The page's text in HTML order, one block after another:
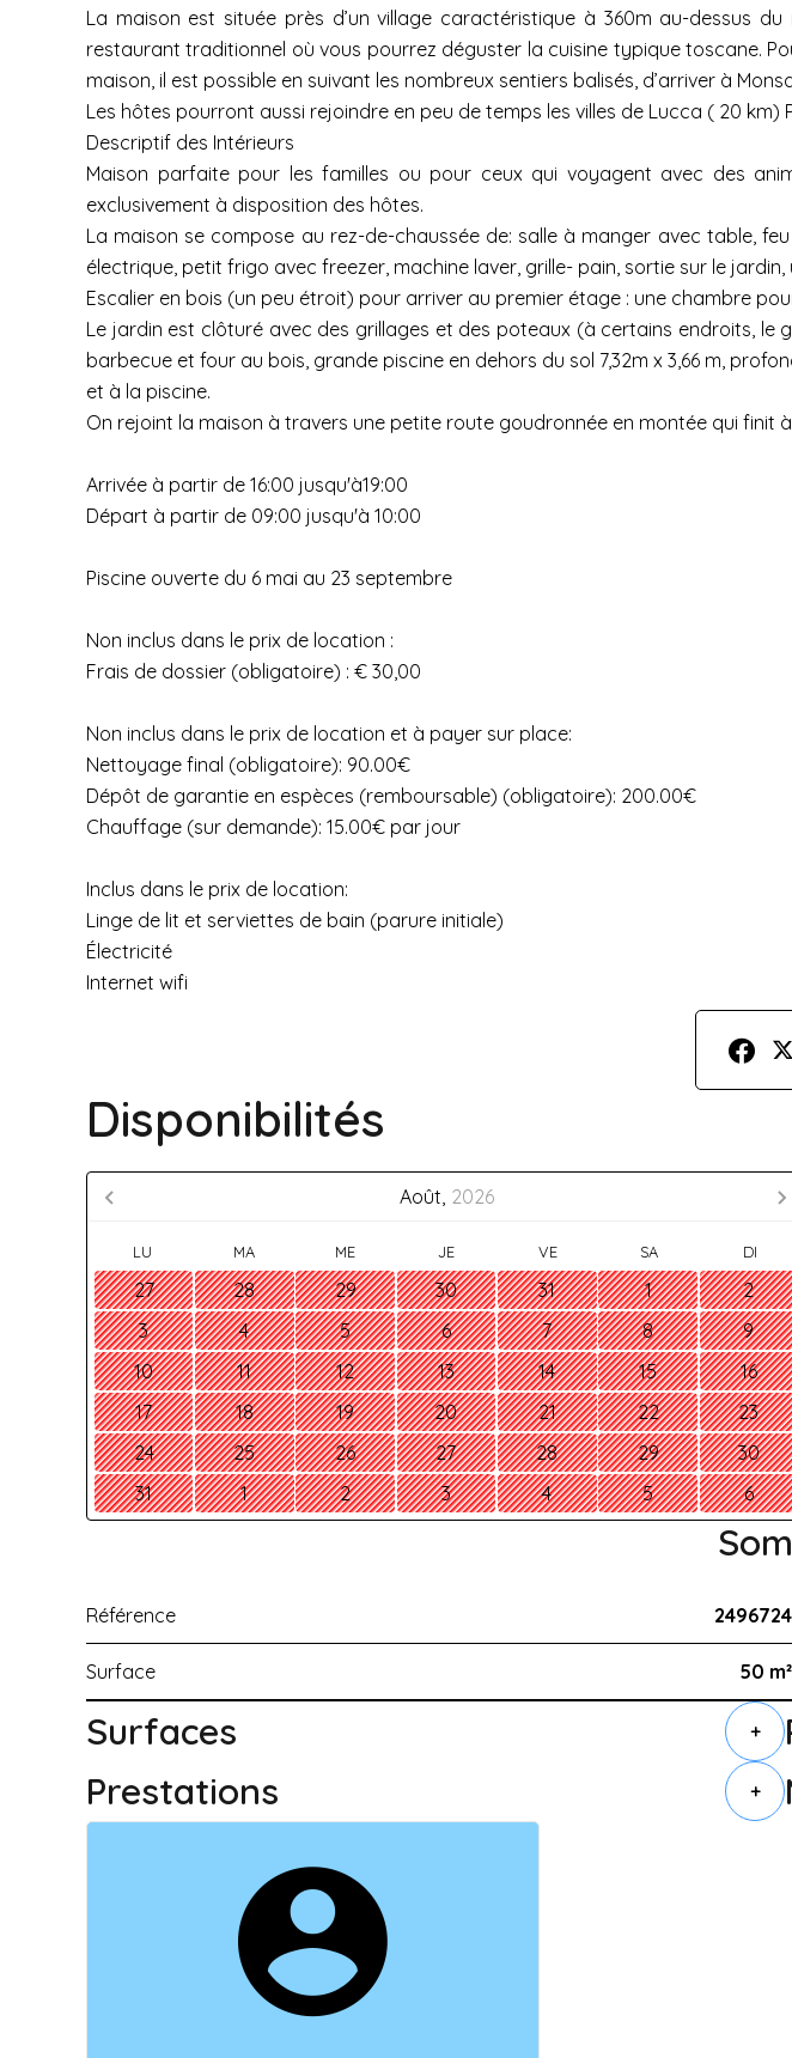
La maison est située près d’un village caractéristique à 360m au-dessus
restaurant traditionnel où vous pourrez déguster la cuisine typique toscane.
maison, il est possible en suivant les nombreux sentiers balisés, d’arriver à
Les hôtes pourront aussi rejoindre en peu de temps les villes de Lucca ( 20 km)
Descriptif des Intérieurs
Maison parfaite pour les familles ou pour ceux qui voyagent avec des
exclusivement à disposition des hôtes.
La maison se compose au rez-de-chaussée de: salle à manger avec table,
électrique, petit frigo avec freezer, machine laver, grille- pain, sortie sur le
Escalier en bois (un peu étroit) pour arriver au premier étage : une chambre
Le jardin est clôturé avec des grillages et des poteaux (à certains endroits, le
barbecue et four au bois, grande piscine en dehors du sol 7,32m x 3,66 m,
et à la piscine.
On rejoint la maison à travers une petite route goudronnée en montée qui finit
Arrivée à partir de 16:00 jusqu'à19:00
Départ à partir de 09:00 jusqu'à 10:00
Piscine ouverte du 6 mai au 23 septembre
Non inclus dans le prix de location :
Frais de dossier (obligatoire) : € 30,00
Non inclus dans le prix de location et à payer sur place:
Nettoyage final (obligatoire): 90.00€
Dépôt de garantie en espèces (remboursable) (obligatoire): 200.00€
Chauffage (sur demande): 15.00€ par jour
Inclus dans le prix de location:
Linge de lit et serviettes de bain (parure initiale)
Électricité
Internet wifi
Disponibilités
Août, 2026
LU MA ME JE VE SA DI
27 28 29 30 31 1
2
3
4 5 6 7 8
9
10
11 12 13 14 15
16
17
18 19 20 21 22
23
24
25 26 27 28 29
30
31
1 2 3 4 5 6
Référence 2496724
Surface 50 m²
Surfaces +
Prestations +